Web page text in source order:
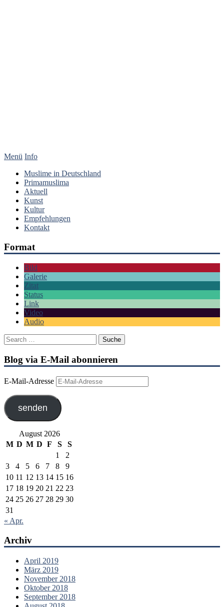
Menü Info
Muslime in Deutschland
Primamuslima
Aktuell
Kunst
Kultur
Empfehlungen
Kontakt
Format
Bild
Galerie
Zitat
Status
Link
Video
Audio
Blog via E-Mail abonnieren
E-Mail-Adresse
senden
August 2026
M D M D F S
S
1
2
3
4 5 6 7 8
9
10 11 12 13 14 15 16
17 18 19 20 21 22 23
24 25 26 27 28 29 30
31
« Apr.
Archiv
April 2019
März 2019
November 2018
Oktober 2018
September 2018